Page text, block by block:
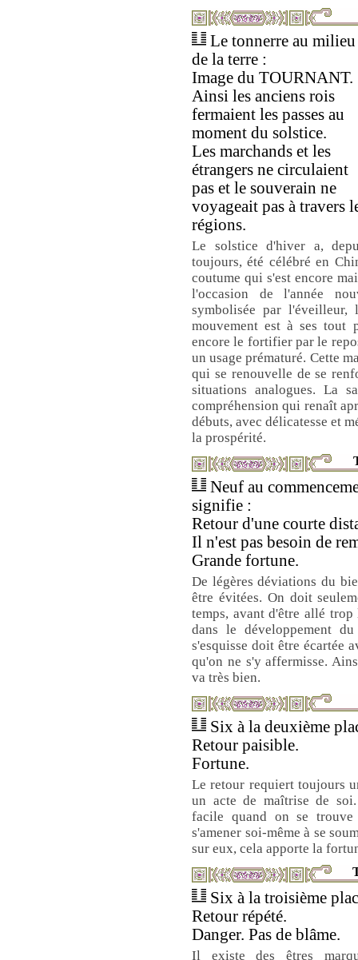
Le tonnerre au milieu
de la terre :
Image du TOURNANT.
Ainsi les anciens rois
fermaient les passes au
moment du solstice.
Les marchands et les
étrangers ne circulaient
pas et le souverain ne
voyageait pas à travers
régions.
Le solstice d'hiver a,
toujours, été célébré en
coutume qui s'est encore
l'occasion de l'année
symbolisée par
mouvement est à ses tout
encore le fortifier par le
un usage prématuré. Cette
qui se renouvelle de se
situations analogues. La
compréhension qui renaît
débuts, avec délicatesse et
la prospérité.
Neuf au
signifie :
Retour d'une courte
Il n'est pas besoin de
Grande fortune.
De légères déviations du
être évitées. On doit
temps, avant d'être allé
dans le développement
s'esquisse doit être écartée
qu'on ne s'y affermisse.
va très bien.
Six à la deuxième
Retour paisible.
Fortune.
Le retour requiert toujours
un acte de maîtrise de
facile quand on se trouve
s'amener soi-même à se
sur eux, cela apporte la
Six à la troisième
Retour répété.
Danger. Pas de blâme.
Il existe des êtres